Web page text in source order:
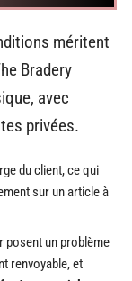
méritent
Bradery
avec
privées.
du client, ce qui
sur un article à
posent un problème
renvoyable, et